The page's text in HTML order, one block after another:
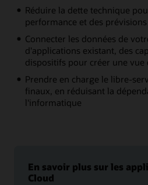
Réduire la dette technique
performance et des
Connecter les données de
d'applications existant, des
dispositifs pour créer une vue
Prendre en charge le libre-
finaux, en réduisant la
l'informatique
En savoir plus sur les
Cloud